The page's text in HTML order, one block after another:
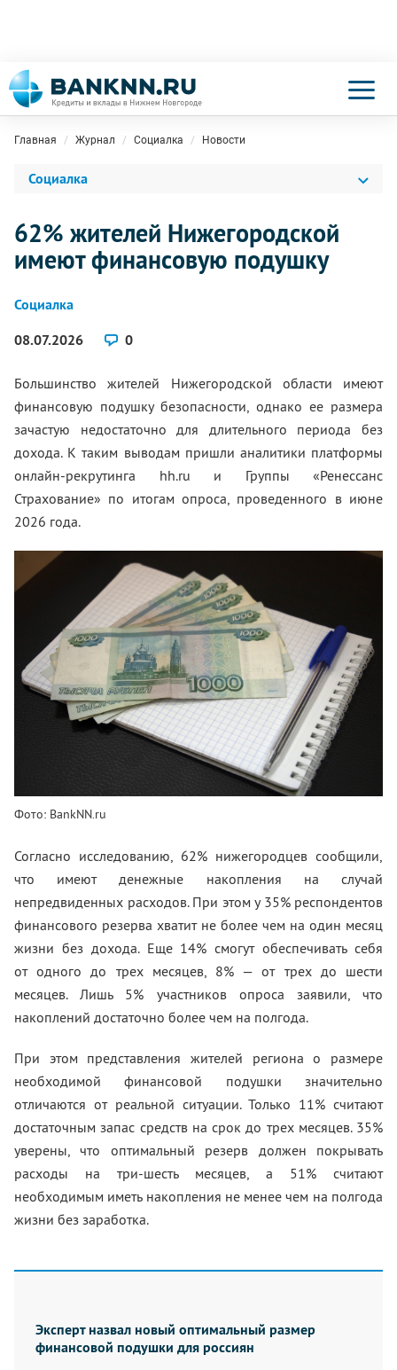
Главная Журнал Социалка Новости
Социалка
62% жителей Нижегородской
имеют финансовую подушку
Социалка
08.07.2026
0
Большинство жителей Нижегородской области имеют
финансовую подушку безопасности, однако ее размера
зачастую недостаточно для длительного периода без
дохода. К таким выводам пришли аналитики платформы
онлайн-рекрутинга hh.ru и Группы «Ренессанс
Страхование» по итогам опроса, проведенного в июне
2026 года.
Фото: BankNN.ru
Согласно исследованию, 62% нижегородцев сообщили,
что имеют денежные накопления на случай
непредвиденных расходов. При этом у 35% респондентов
финансового резерва хватит не более чем на один месяц
жизни без дохода. Еще 14% смогут обеспечивать себя
от одного до трех месяцев, 8% — от трех до шести
месяцев. Лишь 5% участников опроса заявили, что
накоплений достаточно более чем на полгода.
При этом представления жителей региона о размере
необходимой финансовой подушки значительно
отличаются от реальной ситуации. Только 11% считают
достаточным запас средств на срок до трех месяцев. 35%
уверены, что оптимальный резерв должен покрывать
расходы на три-шесть месяцев, а 51% считают
необходимым иметь накопления не менее чем на полгода
жизни без заработка.
Эксперт назвал новый оптимальный размер
финансовой подушки для россиян